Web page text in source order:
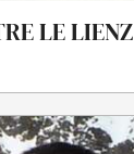
LE LIENZ